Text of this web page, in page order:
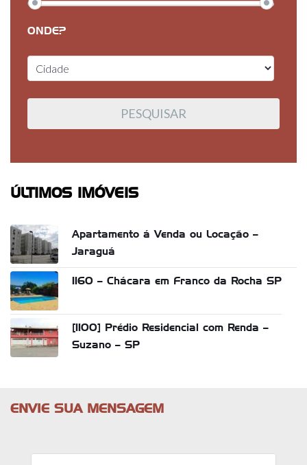
ONDE?
ÚLTIMOS IMÓVEIS
Apartamento á Venda ou Locação –
Jaraguá
1160 – Chácara em Franco da Rocha SP
[1100] Prédio Residencial com Renda –
Suzano – SP
ENVIE SUA MENSAGEM